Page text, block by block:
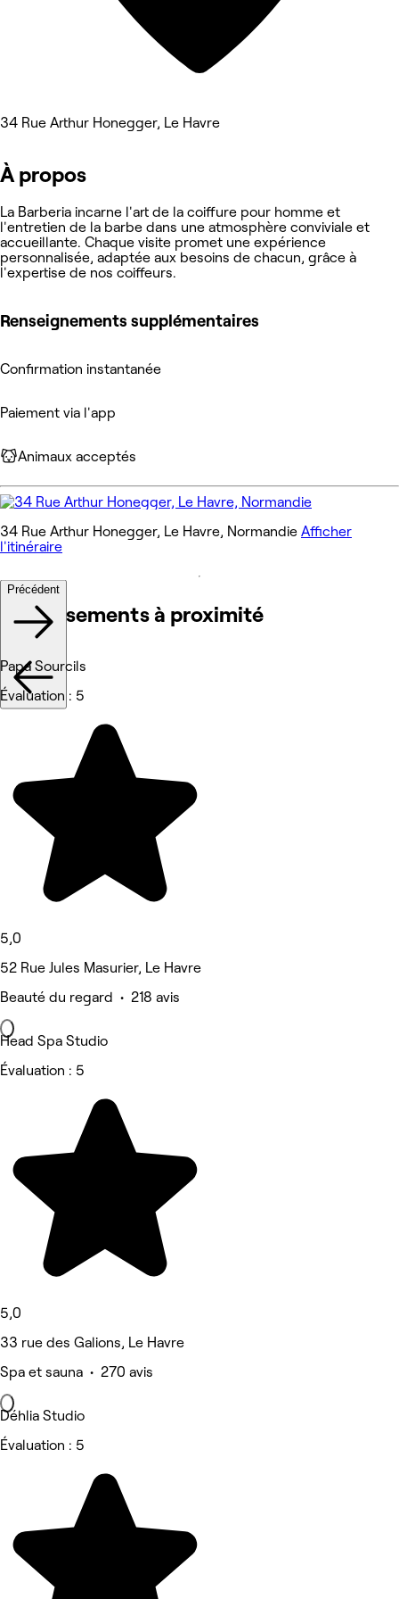
34 Rue Arthur Honegger, Le Havre
À propos
La Barberia incarne l'art de la coiffure pour homme et
l'entretien de la barbe dans une atmosphère conviviale et
accueillante. Chaque visite promet une expérience
personnalisée, adaptée aux besoins de chacun, grâce à
l'expertise de nos coiffeurs.
Renseignements supplémentaires
Confirmation instantanée
Paiement via l'app
Animaux acceptés
34 Rue Arthur Honegger, Le Havre, Normandie Afficher
l'itinéraire
Établissements à proximité
Précédent
Papa Sourcils
Évaluation : 5
5,0
52 Rue Jules Masurier, Le Havre
Beauté du regard • 218 avis
Head Spa Studio
Évaluation : 5
5,0
33 rue des Galions, Le Havre
Spa et sauna • 270 avis
Déhlia Studio
Évaluation : 5